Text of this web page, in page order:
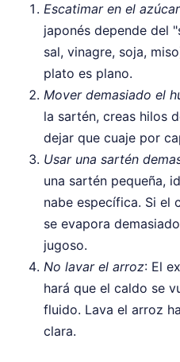
Escatimar en el
japonés depende del
sal, vinagre, soja,
plato es plano.
Mover demasiado el
la sartén, creas hilos
dejar que cuaje por
Usar una sartén
una sartén pequeña,
nabe específica. Si el
se evapora
jugoso.
No lavar el arroz: El
hará que el caldo se
fluido. Lava el arroz
clara.